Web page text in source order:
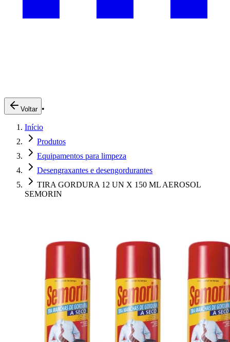
Pedidos Online
Trabalhe Conosco
Voltar •
Início
Produtos
Equipamentos para limpeza
Desengraxantes e desengordurantes
TIRA GORDURA 12 UN X 150 ML AEROSOL
SEMORIN